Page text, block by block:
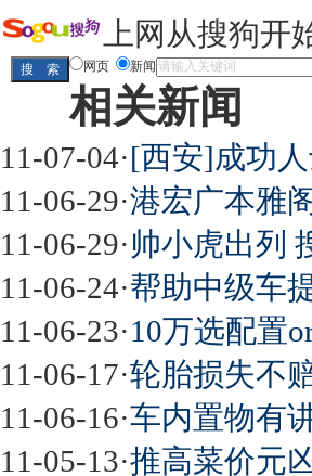
上网从搜狗开
网页 新闻
相关新闻
11-07-04·[西安]成功
11-06-29·港宏广本雅
11-06-29·帅小虎出列
11-06-24·帮助中级车
11-06-23·10万选配置
11-06-17·轮胎损失不
11-06-16·车内置物有
11-05-13·推高菜价元